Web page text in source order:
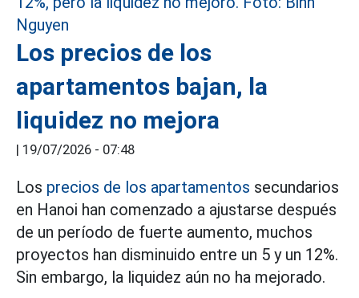
Los precios de los
apartamentos bajan, la
liquidez no mejora
| 19/07/2026 - 07:48
Los precios de los apartamentos secundarios
en Hanoi han comenzado a ajustarse después
de un período de fuerte aumento, muchos
proyectos han disminuido entre un 5 y un 12%.
Sin embargo, la liquidez aún no ha mejorado.